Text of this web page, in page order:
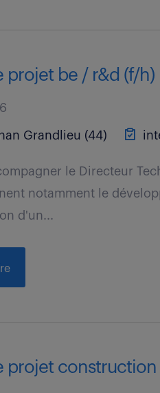
projet be / r&d (f/h)
Grandlieu (44)
le Directeur
notamment le
d'un...
projet